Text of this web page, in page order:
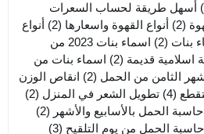
أسهل طريقة لحساب السعرات
(2) أنواع القهوة واسعارها (2)
أنواع
بنات (2)
اسماء بنات 2023 من
اسلامية قديمة (2)
اسماء بنات من
الثامن من الحمل (2)
انقاص الوزن
(4) تطويل الشعر في المنزل (2)
حاسبة الحمل بالأسابيع والأشهر (2)
حاسبة الحمل من يوم التلقيح (3)